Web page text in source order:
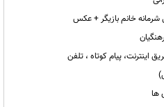
خانم بازیگر + عکس
اینترنت، پیام کوتاه ، تلفن
ها